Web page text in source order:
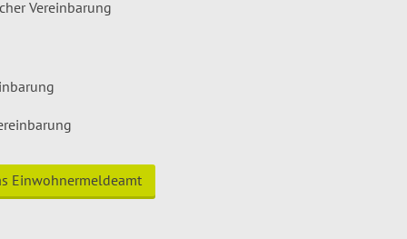
Vereinbarung
Einwohnermeldeamt